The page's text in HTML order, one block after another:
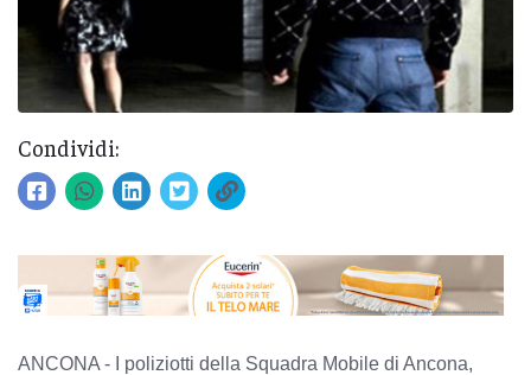
Condividi:
ANCONA - I poliziotti della Squadra Mobile di Ancona,